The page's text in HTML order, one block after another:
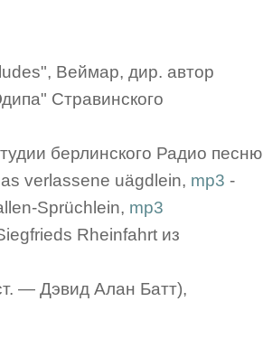
Веймар, дир. автор
Стравинского
берлинского Радио песню
verlassene uägdlein, mp3 -
Sprüchlein, mp3
Rheinfahrt из
— Дэвид Алан Батт),